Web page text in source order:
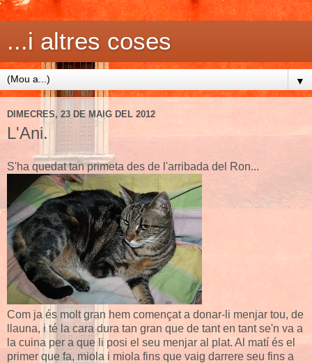
...i altres coses
▼
DIMECRES, 23 DE MAIG DEL 2012
L'Ani.
S'ha quedat tan primeta des de l'arribada del Ron...
Com ja és molt gran hem començat a donar-li menjar tou, de
llauna, i té la cara dura tan gran que de tant en tant se'n va a
la cuina per a que li posi el seu menjar al plat. Al matí és el
primer que fa, miola i miola fins que vaig darrere seu fins a